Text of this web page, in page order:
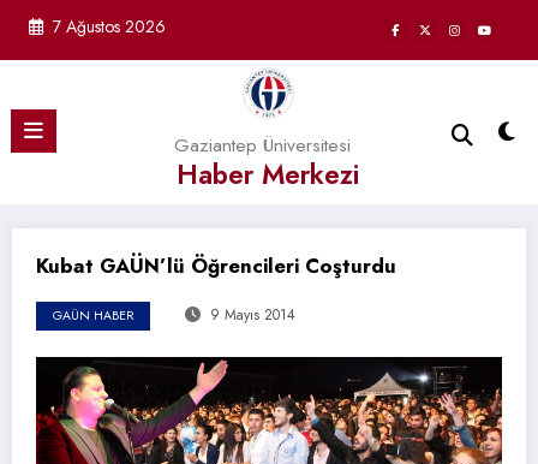
7 Ağustos 2026
Gaziantep Üniversitesi
Haber Merkezi
Kubat GAÜN’lü Öğrencileri Coşturdu
GAÜN HABER 9 Mayıs 2014